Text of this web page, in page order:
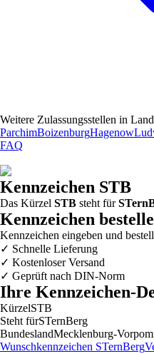
Weitere Zulassungsstellen in
ParchimBoizenburgHagenow
FAQ
Kennzeichen STB
Das Kürzel STB steht für
Kennzeichen
Kennzeichen eingeben und
✓ Schnelle Lieferung
✓ Kostenloser Versand
✓ Geprüft nach DIN-Norm
Ihre Kennzeichen-
KürzelSTB
Steht fürSTernBerg
BundeslandMecklenburg-
Wunschkennzeichen STernBerg